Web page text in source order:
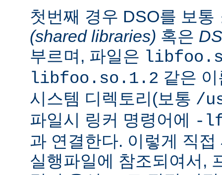
첫번째 경우 DSO를 보통
(shared libraries) 혹은
부르며, 파일은
libfoo.so.1.2 같은
시스템 디렉토리(보통 /
파일시 링커 명령어에
-
과 연결한다. 이렇게 직
실행파일에 참조되여서,